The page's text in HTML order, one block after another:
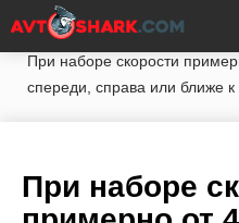
Главная Вопросы
При наборе скорости
спереди, справа или ближе к
При наборе